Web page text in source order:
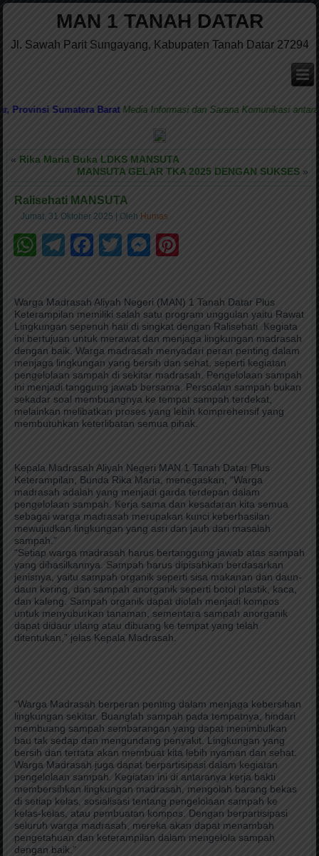
MAN 1 TANAH DATAR
Jl. Sawah Parit Sungayang, Kabupaten Tanah Datar 27294
Sumatera Barat Media Informasi dan Sarana Komunikasi antara
« Rika Maria Buka LDKS MANSUTA
MANSUTA GELAR TKA 2025 DENGAN SUKSES»
Ralisehati MANSUTA
Jumat, 31 Oktober 2025 | Oleh Humas
WhatsApp
Telegram
Facebook
TwitterMessenger
Warga Madrasah Aliyah Negeri (MAN) 1 Tanah Datar Plus
Keterampilan memiliki salah satu program unggulan yaitu Rawat
Lingkungan sepenuh hati di singkat dengan Ralisehati .Kegiata
ini bertujuan untuk merawat dan menjaga lingkungan madrasah
dengan baik. Warga madrasah menyadari peran penting dalam
menjaga lingkungan yang bersih dan sehat, seperti kegiatan
pengelolaan sampah di sekitar madrasah. Pengelolaan sampah
ini menjadi tanggung jawab bersama. Persoalan sampah bukan
sekadar soal membuangnya ke tempat sampah terdekat,
melainkan melibatkan proses yang lebih komprehensif yang
membutuhkan keterlibatan semua pihak.
Kepala Madrasah Aliyah Negeri MAN 1 Tanah Datar Plus
Keterampilan, Bunda Rika Maria, menegaskan, “Warga
madrasah adalah yang menjadi garda terdepan dalam
pengelolaan sampah. Kerja sama dan kesadaran kita semua
sebagai warga madrasah merupakan kunci keberhasilan
mewujudkan lingkungan yang asri dan jauh dari masalah
sampah.”
“Setiap warga madrasah harus bertanggung jawab atas sampah
yang dihasilkannya. Sampah harus dipisahkan berdasarkan
jenisnya, yaitu sampah organik seperti sisa makanan dan daun-
daun kering, dan sampah anorganik seperti botol plastik, kaca,
dan kaleng. Sampah organik dapat diolah menjadi kompos
untuk menyuburkan tanaman, sementara sampah anorganik
dapat didaur ulang atau dibuang ke tempat yang telah
ditentukan,” jelas Kepala Madrasah.
“Warga Madrasah berperan penting dalam menjaga kebersihan
lingkungan sekitar. Buanglah sampah pada tempatnya, hindari
membuang sampah sembarangan yang dapat menimbulkan
bau tak sedap dan mengundang penyakit. Lingkungan yang
bersih dan tertata akan membuat kita lebih nyaman dan sehat.
Warga Madrasah juga dapat berpartisipasi dalam kegiatan
pengelolaan sampah. Kegiatan ini di antaranya kerja bakti
membersihkan lingkungan madrasah, mengolah barang bekas
di setiap kelas, sosialisasi tentang pengelolaan sampah ke
kelas-kelas, atau pembuatan kompos. Dengan berpartisipasi
seluruh warga madrasah, mereka akan dapat menambah
pengetahuan dan keterampilan dalam mengelola sampah
dengan baik.”